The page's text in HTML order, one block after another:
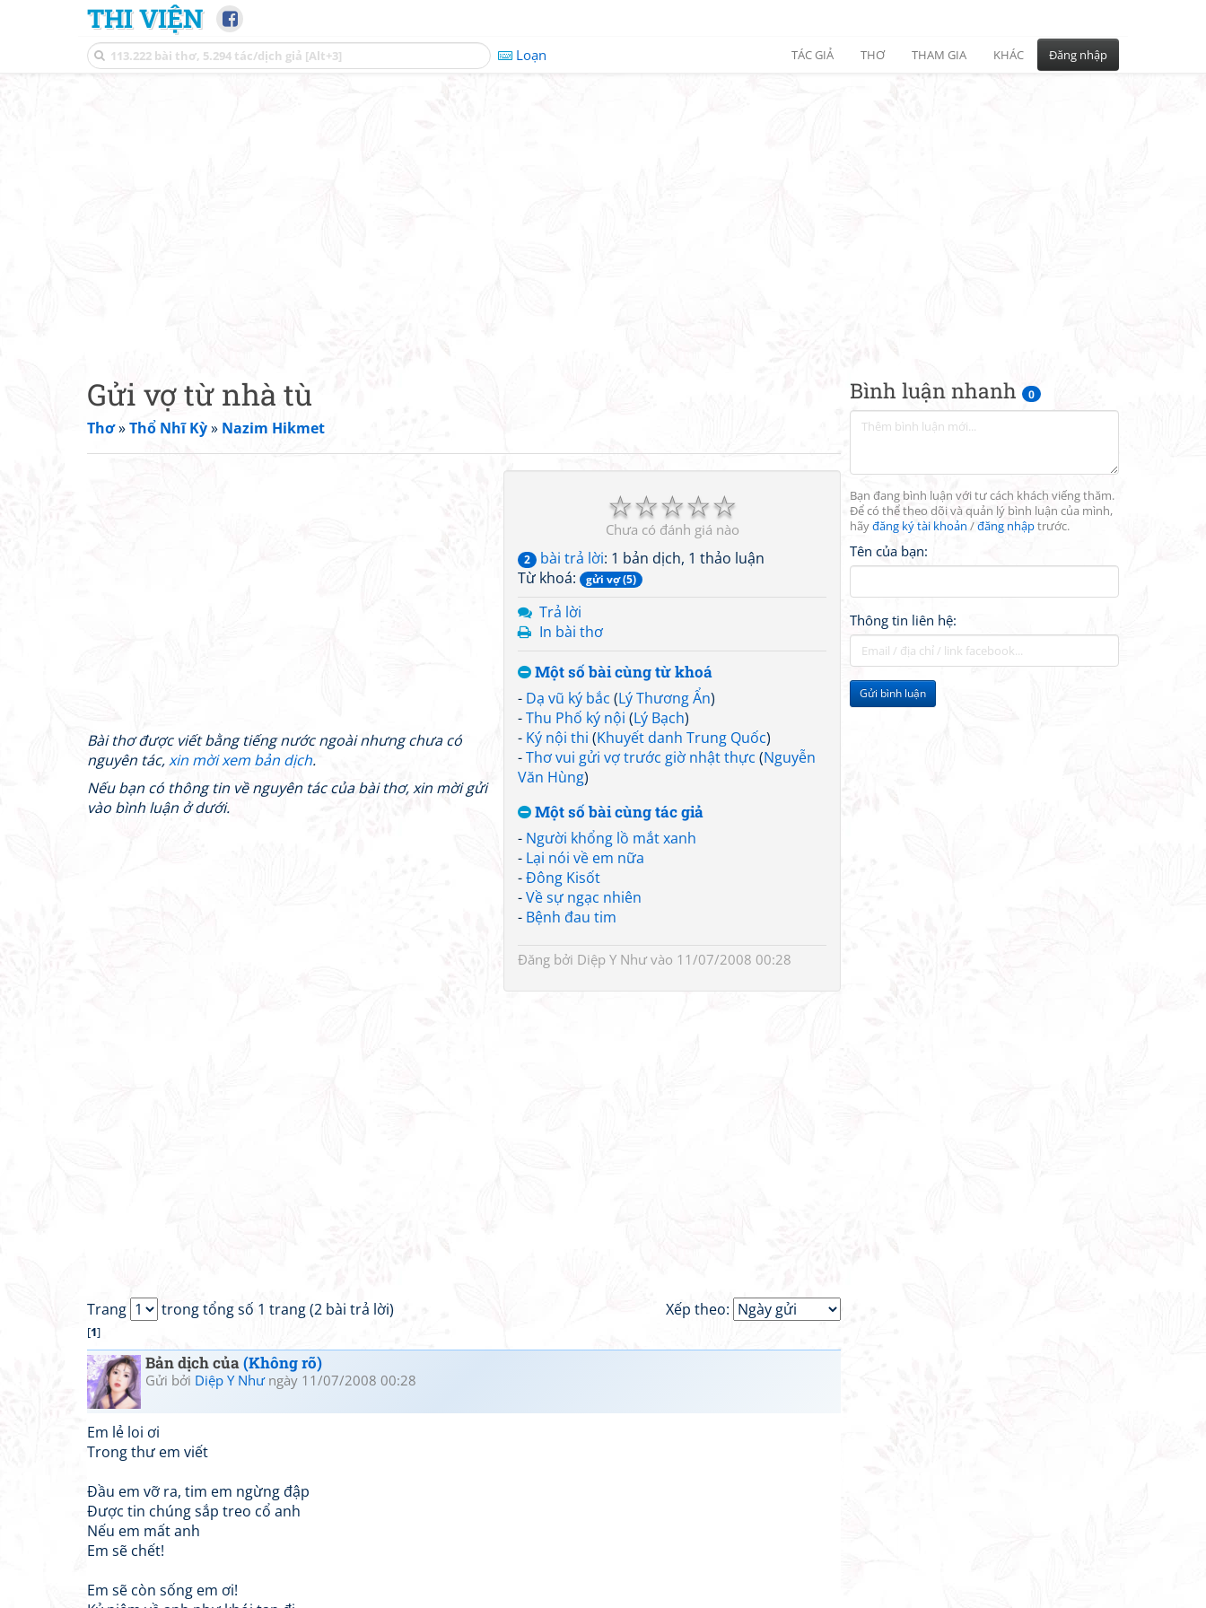
THI VIỆN
Loạn TÁC GIẢ THƠ THAM GIA KHÁC Đăng nhập
Bình luận nhanh 0
Bạn đang bình luận với tư cách khách viếng thăm.
Để có thể theo dõi và quản lý bình luận của mình,
hãyđăng ký tài khoản /đăng nhậptrước.
Tên của bạn:
Thông tin liên hệ:
Gửi bình luận
Gửi vợ từ nhà tù
Thơ»Thổ Nhĩ Kỳ» Nazim Hikmet
☆
☆
☆
☆
☆
Chưa có đánh giá nào
2 bài trả lời: 1 bản dịch, 1 thảo luận
Từ khoá:
gửi vợ (5)
Trả lời
In bài thơ
Một số bài cùng từ khoá
- Dạ vũ ký bắc (Lý Thương Ẩn)
-Thu Phố ký nội (Lý Bạch)
- Ký nội thi (Khuyết danh Trung Quốc)
-Thơ vui gửi vợ trước giờ nhật thực (Nguyễn
Văn Hùng)
Một số bài cùng tác giả
- Người khổng lồ mắt xanh
- Lại nói về em nữa
-Đông Kisốt
-Về sự ngạc nhiên
- Bệnh đau tim
Đăng bởi Diệp Y Nhưvào 11/07/2008 00:28
Bài thơ được viết bằng tiếng nước ngoài nhưng chưa có
nguyên tác,xin mời xem bản dịch.
Nếu bạn có thông tin về nguyên tác của bài thơ, xin mời gửi
vào bình luận ở dưới.
Xếp theo:
Trang trong tổng số 1 trang (2 bài trả lời)
[1]
Bản dịch của(Không rõ)
Gửi bởi Diệp Y Nhưngày 11/07/2008 00:28
Em lẻ loi ơi
Trong thư em viết
Đầu em vỡ ra, tim em ngừng đập
Được tin chúng sắp treo cổ anh
Nếu em mất anh
Em sẽ chết!
Em sẽ còn sống em ơi!